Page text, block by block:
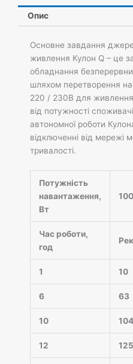
кількість
Опис
Основне завдання
живлення Кулон Q – це
обладнання
шляхом перетворення
220 / 230В для
від потужності
автономної роботи
відключенні від мережі
тривалості.
Потужність
навантаження,
Вт
100
Час роботи,
год
1 10
6 63
10 104
12 125